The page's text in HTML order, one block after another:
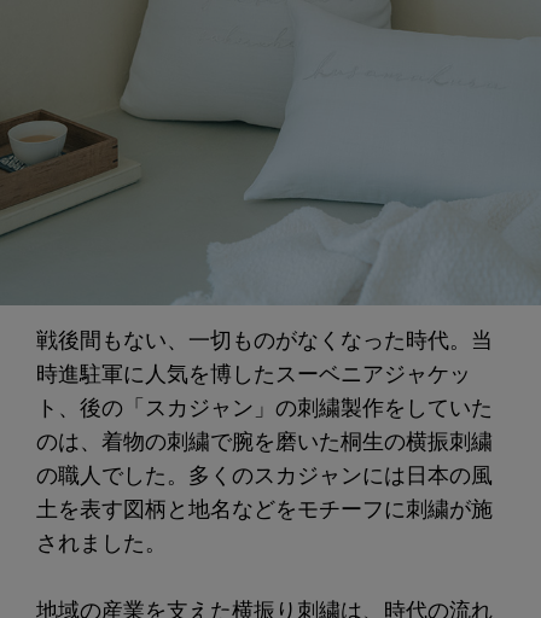
戦後間もない、一切ものがなくなった時代。当
時進駐軍に人気を博したスーベニアジャケッ
ト、後の「スカジャン」の刺繍製作をしていた
のは、着物の刺繍で腕を磨いた桐生の横振刺繍
の職人でした。多くのスカジャンには日本の風
土を表す図柄と地名などをモチーフに刺繍が施
されました。
地域の産業を支えた横振り刺繍は、時代の流れ